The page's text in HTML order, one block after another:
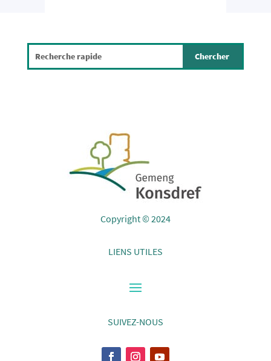
Copyright © 2024
LIENS UTILES
SUIVEZ-NOUS